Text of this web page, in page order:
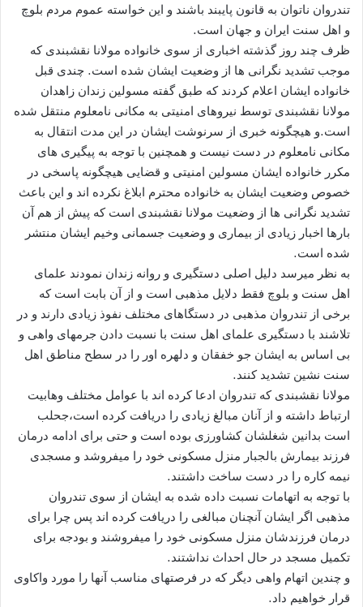
تندروان ناتوان به قانون پایبند باشند و این خواسته عموم مردم بلوچ
و اهل سنت ایران و جهان است.
ظرف چند روز گذشته اخباری از سوی خانواده مولانا نقشبندی که
موجب تشدید نگرانی ها از وضعیت ایشان شده است. چندی قبل
خانواده ایشان اعلام کردند که طبق گفته مسولین زندان زاهدان
مولانا نقشبندی توسط نیروهای امنیتی به مکانی نامعلوم منتقل شده
است.و هیچگونه خبری از سرنوشت ایشان در این مدت انتقال به
مکانی نامعلوم در دست نیست و همچنین با توجه به پیگیری های
مکرر خانواده ایشان مسولین امنیتی و قضایی هیچگونه پاسخی در
خصوص وضعیت ایشان به خانواده محترم ابلاغ نکرده اند و این باعث
تشدید نگرانی ها از وضعیت مولانا نقشبندی است که پیش از هم آن
بارها اخبار زیادی از بیماری و وضعیت جسمانی وخیم ایشان منتشر
شده است.
به نظر میرسد دلیل اصلی دستگیری و روانه زندان نمودند علمای
اهل سنت و بلوچ فقط دلایل مذهبی است و از آن بابت است که
برخی از تندروان مذهبی در دستگاهای مختلف نفوذ زیادی دارند و در
تلاشند با دستگیری علمای اهل سنت با نسبت دادن جرمهای واهی و
بی اساس به ایشان جو خفقان و دلهره اور را در سطح مناطق اهل
سنت نشین تشدید کنند.
مولانا نقشبندی که تندروان ادعا کرده اند با عوامل مختلف وهابیت
ارتباط داشته و از آنان مبالغ زیادی را دریافت کرده است،جحلب
است بدانین شغلشان کشاورزی بوده است و حتی برای ادامه درمان
فرزند بیمارش بالجبار منزل مسکونی خود را میفروشد و مسجدی
نیمه کاره را در دست ساخت داشتند.
با توجه به اتهامات نسبت داده شده به ایشان از سوی تندروان
مذهبی اگر ایشان آنچنان مبالغی را دریافت کرده اند پس چرا برای
درمان فرزندشان منزل مسکونی خود را میفروشند و بودجه برای
تکمیل مسجد در حال احداث نداشتند.
و چندین اتهام واهی دیگر که در فرصتهای مناسب آنها را مورد واکاوی
قرار خواهیم داد.